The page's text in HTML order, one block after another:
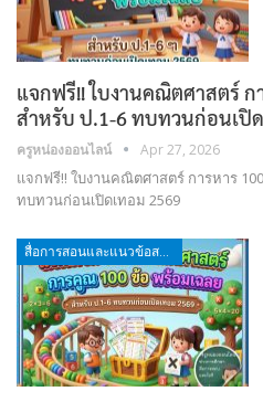
แจกฟรี!! ใบงานคณิตศาสตร์ ก
สำหรับ ป.1-6 ทบทวนก่อนเปิ
ครูหน่องออนไลน์ Apr 27, 2026
แจกฟรี!! ใบงานคณิตศาสตร์ การหาร
ทบทวนก่อนเปิดเทอม 2569